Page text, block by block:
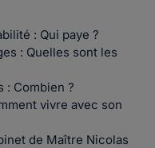
: Qui paye ?
: Quelles sont les
: Combien ?
vivre avec son
de Maître Nicolas